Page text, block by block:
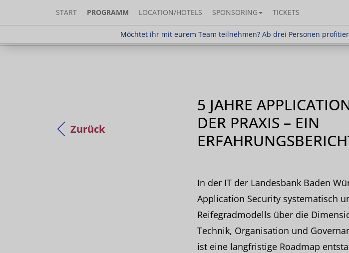
START PROGRAMM LOCATION/HOTELS SPONSORING TICKETS
Möchtet ihr mit eurem Team teilnehmen? Ab drei Personen
Möchtet ihr mit eurem Team teilnehmen? Ab drei Personen
Zurück
5 JAHRE
DER PRAXIS – EIN
In der IT der Landesbank Baden
Application Security systematisch
Reifegradmodells über die
Technik, Organisation und
ist eine langfristige Roadmap